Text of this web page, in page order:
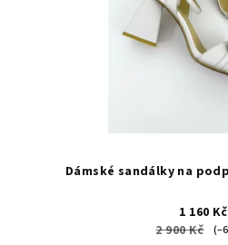
Dámské sandálky na
1 160 Kč
2 900 Kč